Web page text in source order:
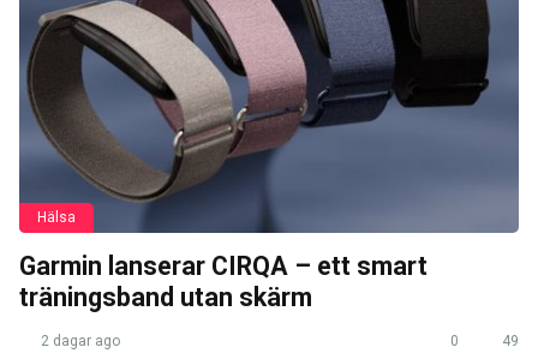
Hälsa
Garmin lanserar CIRQA – ett smart
träningsband utan skärm
2 dagar ago 0 49